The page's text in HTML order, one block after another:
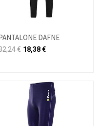
DAFNE
€ 18,38€